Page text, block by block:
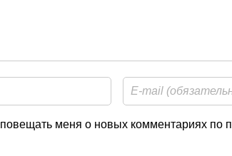
меня о новых комментариях по